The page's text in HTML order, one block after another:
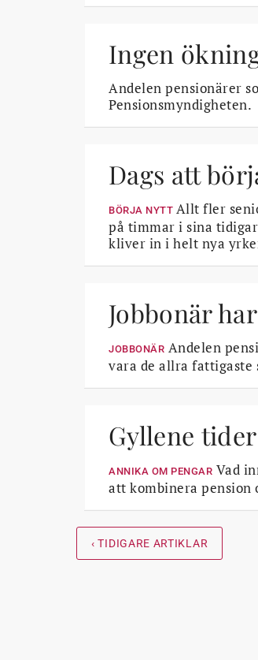
Ingen
Andelen pensionärer
Pensionsmyndigheten.
Dags att
BÖRJA NYTT Allt fler
på timmar i sina
kliver in i helt nya
Jobbonär
JOBBONÄR Andelen
vara de allra fattigaste
Gyllene
ANNIKA OM PENGAR Vad
att kombinera pension
‹ TIDIGARE ARTIKLAR